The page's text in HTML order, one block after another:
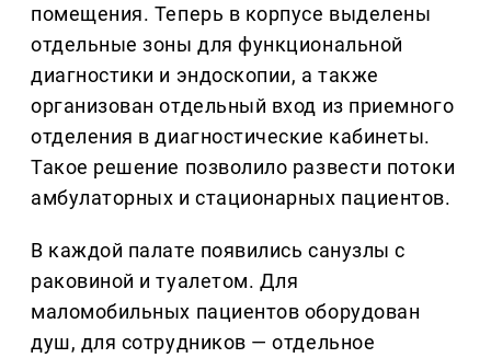
помещения. Теперь в корпусе выделены
отдельные зоны для функциональной
диагностики и эндоскопии, а также
организован отдельный вход из приемного
отделения в диагностические кабинеты.
Такое решение позволило развести потоки
амбулаторных и стационарных пациентов.
В каждой палате появились санузлы с
раковиной и туалетом. Для
маломобильных пациентов оборудован
душ, для сотрудников — отдельное